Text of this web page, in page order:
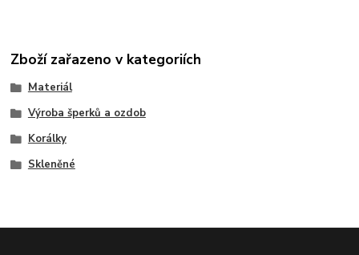
Zboží zařazeno v kategoriích
Materiál
Výroba šperků a ozdob
Korálky
Skleněné